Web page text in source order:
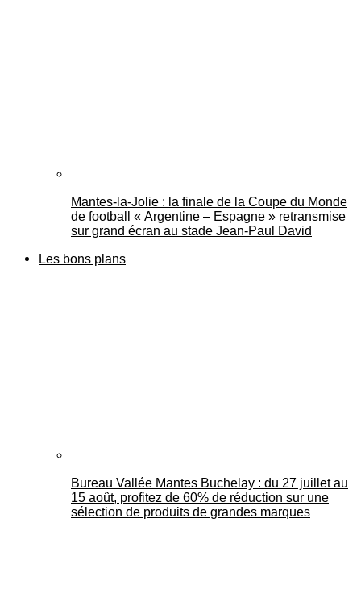
Mantes-la-Jolie : la finale de la Coupe du Monde
de football « Argentine – Espagne » retransmise
sur grand écran au stade Jean-Paul David
Les bons plans
Bureau Vallée Mantes Buchelay : du 27 juillet au
15 août, profitez de 60% de réduction sur une
sélection de produits de grandes marques